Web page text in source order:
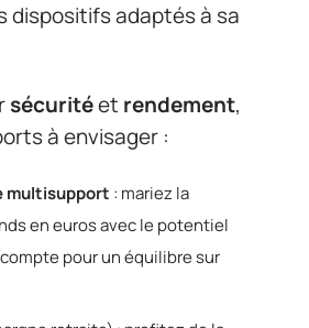
dispositifs adaptés à sa
sécuritéet rendement,
à envisager :
multisupport : mariez la
en euros avec le potentiel
pour un équilibre sur